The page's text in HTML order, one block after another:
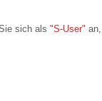
sich als "S-User" an,